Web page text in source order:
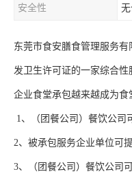
安全性
东莞市食安膳食管理服务
发卫生许可证的一家综合性
企业食堂承包越来越成为食
1、（团餐公司）餐饮公司
2、被承包服务企业单位可
3、（团餐公司）餐饮公司